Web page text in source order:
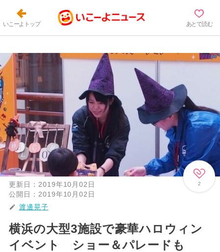
いこーよトップ あとで読む
2
更新日： 2019年10月02日
公開日： 2019年10月02日
渡邊晃子
横浜の大型3施設で豪華ハロウィン
イベント ショー＆パレードも